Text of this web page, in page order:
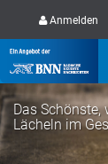
Anmelden
Das
Lächeln im